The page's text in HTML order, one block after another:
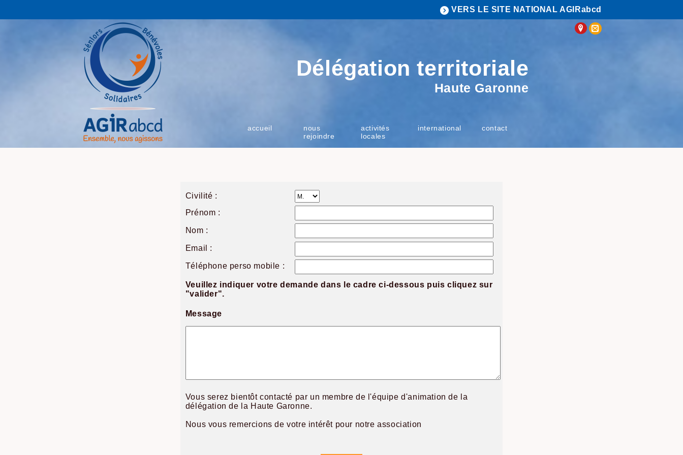
VERS LE SITE NATIONAL AGIRabcd
Délégation territoriale
Haute Garonne
accueil
nous
rejoindre
activités
locales
international contact
Civilité :
Prénom :
Nom :
Email :
Téléphone perso mobile :
Veuillez indiquer votre demande dans le cadre ci-dessous puis cliquez sur
"valider".
Message
Vous serez bientôt contacté par un membre de l'équipe d'animation de la
délégation de la Haute Garonne.
Nous vous remercions de votre intérêt pour notre association